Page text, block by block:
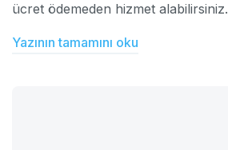
ücret ödemeden hizmet alabilirsiniz.
Yazının tamamını oku